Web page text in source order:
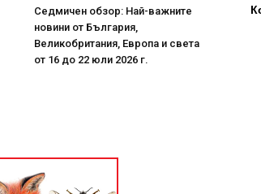
Седмичен обзор: Най-важните
новини от България,
Великобритания, Европа и света
от 16 до 22 юли 2026 г.